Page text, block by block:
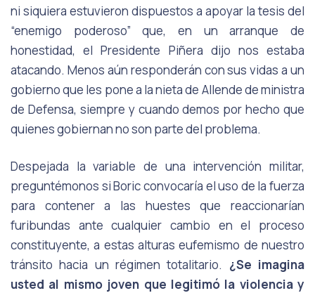
ni siquiera estuvieron dispuestos a apoyar la tesis del
“enemigo poderoso” que, en un arranque de
honestidad, el Presidente Piñera dijo nos estaba
atacando. Menos aún responderán con sus vidas a un
gobierno que les pone a la nieta de Allende de ministra
de Defensa, siempre y cuando demos por hecho que
quienes gobiernan no son parte del problema.
Despejada la variable de una intervención militar,
preguntémonos si Boric convocaría el uso de la fuerza
para contener a las huestes que reaccionarían
furibundas ante cualquier cambio en el proceso
constituyente, a estas alturas eufemismo de nuestro
tránsito hacia un régimen totalitario. ¿Se imagina
usted al mismo joven que legitimó la violencia y